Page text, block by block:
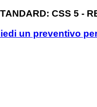
CSS 5 -
un preventivo